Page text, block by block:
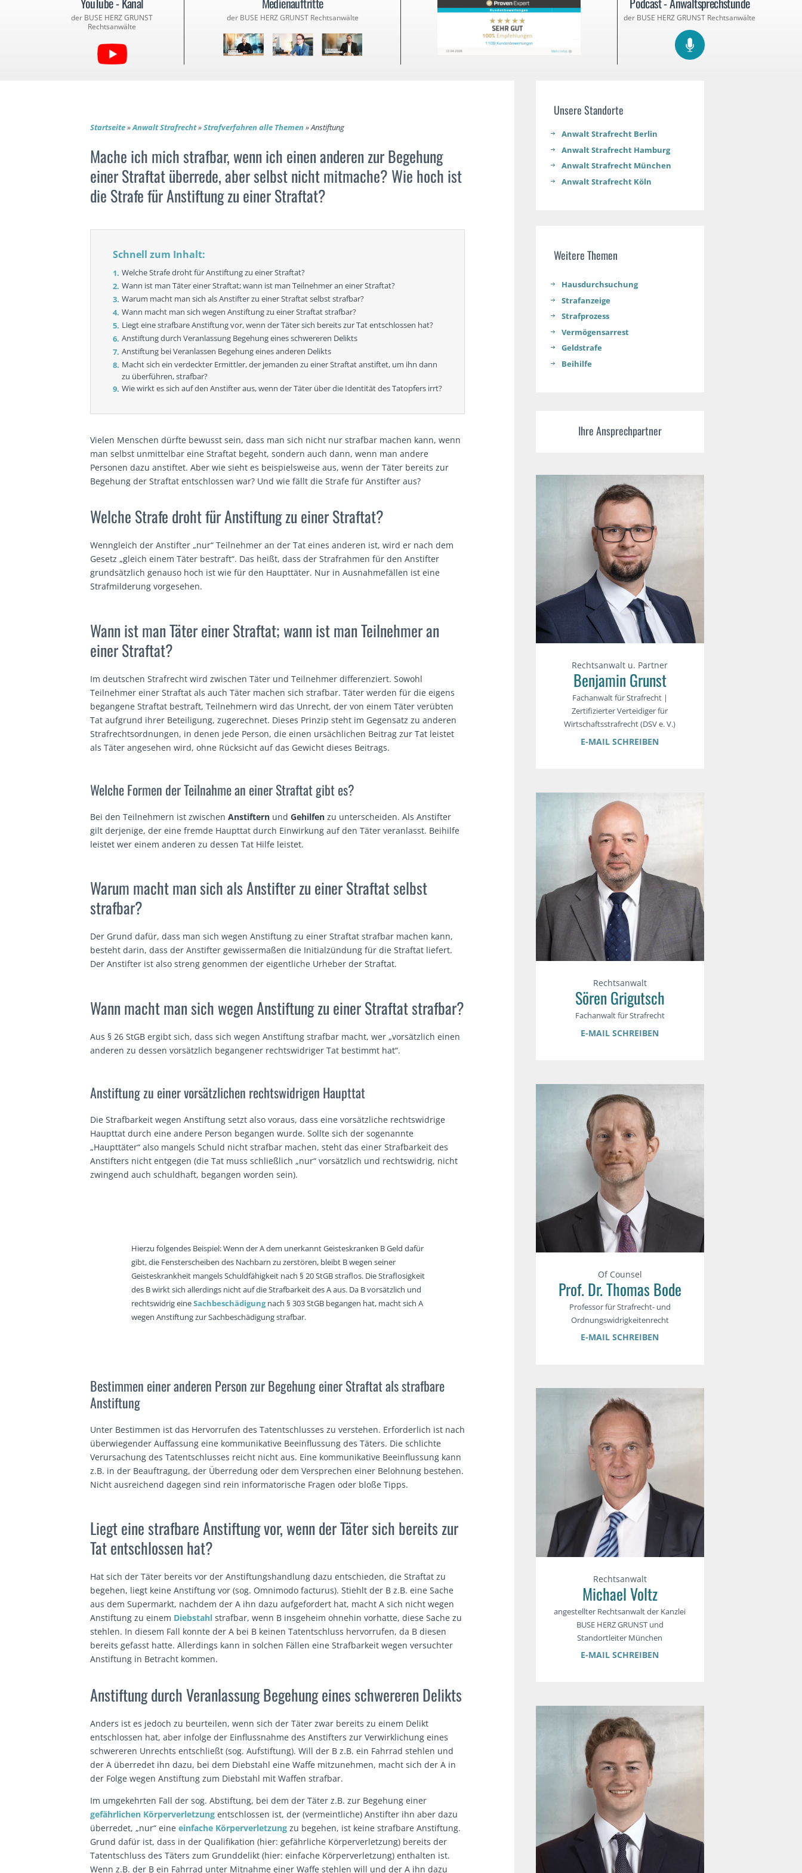
der BUSE HERZ GRUNST
Rechtsanwälte
der BUSE HERZ GRUNST Rechtsanwälte der BUSE HERZ GRUNST Rechtsanwälte
Startseite»Anwalt Strafrecht»Strafverfahren alle Themen »Anstiftung
Mache ich mich strafbar, wenn ich einen anderen zur Begehung
einer Straftat überrede, aber selbst nicht mitmache? Wie hoch ist
die Strafe für Anstiftung zu einer Straftat?
Schnell zum Inhalt:
Welche Strafe droht für Anstiftung zu einer Straftat?
Wann ist man Täter einer Straftat; wann ist man Teilnehmer an einer Straftat?
Warum macht man sich als Anstifter zu einer Straftat selbst strafbar?
Wann macht man sich wegen Anstiftung zu einer Straftat strafbar?
Liegt eine strafbare Anstiftung vor, wenn der Täter sich bereits zur Tat entschlossen hat?
Anstiftung durch Veranlassung Begehung eines schwereren Delikts
Anstiftung bei Veranlassen Begehung eines anderen Delikts
Macht sich ein verdeckter Ermittler, der jemanden zu einer Straftat anstiftet, um ihn dann
zu überführen, strafbar?
Wie wirkt es sich auf den Anstifter aus, wenn der Täter über die Identität des Tatopfers irrt?
Vielen Menschen dürfte bewusst sein, dass man sich nicht nur strafbar machen kann, wenn
man selbst unmittelbar eine Straftat begeht, sondern auch dann, wenn man andere
Personen dazu anstiftet. Aber wie sieht es beispielsweise aus, wenn der Täter bereits zur
Begehung der Straftat entschlossen war? Und wie fällt die Strafe für Anstifter aus?
Welche Strafe droht für Anstiftung zu einer Straftat?
Wenngleich der Anstifter „nur“ Teilnehmer an der Tat eines anderen ist, wird er nach dem
Gesetz „gleich einem Täter bestraft“. Das heißt, dass der Strafrahmen für den Anstifter
grundsätzlich genauso hoch ist wie für den Haupttäter. Nur in Ausnahmefällen ist eine
Strafmilderung vorgesehen.
Wann ist man Täter einer Straftat; wann ist man Teilnehmer an
einer Straftat?
Im deutschen Strafrecht wird zwischen Täter und Teilnehmer differenziert. Sowohl
Teilnehmer einer Straftat als auch Täter machen sich strafbar. Täter werden für die eigens
begangene Straftat bestraft, Teilnehmern wird das Unrecht, der von einem Täter verübten
Tat aufgrund ihrer Beteiligung, zugerechnet. Dieses Prinzip steht im Gegensatz zu anderen
Strafrechtsordnungen, in denen jede Person, die einen ursächlichen Beitrag zur Tat leistet
als Täter angesehen wird, ohne Rücksicht auf das Gewicht dieses Beitrags.
Welche Formen der Teilnahme an einer Straftat gibt es?
Bei den Teilnehmern ist zwischenAnstiftern undGehilfen zu unterscheiden. Als Anstifter
gilt derjenige, der eine fremde Haupttat durch Einwirkung auf den Täter veranlasst. Beihilfe
leistet wer einem anderen zu dessen Tat Hilfe leistet.
Warum macht man sich als Anstifter zu einer Straftat selbst
strafbar?
Der Grund dafür, dass man sich wegen Anstiftung zu einer Straftat strafbar machen kann,
besteht darin, dass der Anstifter gewissermaßen die Initialzündung für die Straftat liefert.
Der Anstifter ist also streng genommen der eigentliche Urheber der Straftat.
Wann macht man sich wegen Anstiftung zu einer Straftat strafbar?
Aus § 26 StGB ergibt sich, dass sich wegen Anstiftung strafbar macht, wer „vorsätzlich einen
anderen zu dessen vorsätzlich begangener rechtswidriger Tat bestimmt hat“.
Anstiftung zu einer vorsätzlichen rechtswidrigen Haupttat
Die Strafbarkeit wegen Anstiftung setzt also voraus, dass eine vorsätzliche rechtswidrige
Haupttat durch eine andere Person begangen wurde. Sollte sich der sogenannte
„Haupttäter“ also mangels Schuld nicht strafbar machen, steht das einer Strafbarkeit des
Anstifters nicht entgegen (die Tat muss schließlich „nur“ vorsätzlich und rechtswidrig, nicht
zwingend auch schuldhaft, begangen worden sein).
Hierzu folgendes Beispiel: Wenn der A dem unerkannt Geisteskranken B Geld dafür
gibt, die Fensterscheiben des Nachbarn zu zerstören, bleibt B wegen seiner
Geisteskrankheit mangels Schuldfähigkeit nach § 20 StGB straflos. Die Straflosigkeit
des B wirkt sich allerdings nicht auf die Strafbarkeit des A aus. Da B vorsätzlich und
rechtswidrig eineSachbeschädigungnach § 303 StGB begangen hat, macht sich A
wegen Anstiftung zur Sachbeschädigung strafbar.
Bestimmen einer anderen Person zur Begehung einer Straftat als strafbare
Anstiftung
Unter Bestimmen ist das Hervorrufen des Tatentschlusses zu verstehen. Erforderlich ist nach
überwiegender Auffassung eine kommunikative Beeinflussung des Täters. Die schlichte
Verursachung des Tatentschlusses reicht nicht aus. Eine kommunikative Beeinflussung kann
z.B. in der Beauftragung, der Überredung oder dem Versprechen einer Belohnung bestehen.
Nicht ausreichend dagegen sind rein informatorische Fragen oder bloße Tipps.
Liegt eine strafbare Anstiftung vor, wenn der Täter sich bereits zur
Tat entschlossen hat?
Hat sich der Täter bereits vor der Anstiftungshandlung dazu entschieden, die Straftat zu
begehen, liegt keine Anstiftung vor (sog. Omnimodo facturus). Stiehlt der B z.B. eine Sache
aus dem Supermarkt, nachdem der A ihn dazu aufgefordert hat, macht A sich nicht wegen
Anstiftung zu einem Diebstahl strafbar, wenn B insgeheim ohnehin vorhatte, diese Sache zu
stehlen. In diesem Fall konnte der A bei B keinen Tatentschluss hervorrufen, da B diesen
bereits gefasst hatte. Allerdings kann in solchen Fällen eine Strafbarkeit wegen versuchter
Anstiftung in Betracht kommen.
Anstiftung durch Veranlassung Begehung eines schwereren Delikts
Anders ist es jedoch zu beurteilen, wenn sich der Täter zwar bereits zu einem Delikt
entschlossen hat, aber infolge der Einflussnahme des Anstifters zur Verwirklichung eines
schwereren Unrechts entschließt (sog. Aufstiftung). Will der B z.B. ein Fahrrad stehlen und
der A überredet ihn dazu, bei dem Diebstahl eine Waffe mitzunehmen, macht sich der A in
der Folge wegen Anstiftung zum Diebstahl mit Waffen strafbar.
Im umgekehrten Fall der sog. Abstiftung, bei dem der Täter z.B. zur Begehung einer
gefährlichen Körperverletzung entschlossen ist, der (vermeintliche) Anstifter ihn aber dazu
überredet, „nur“ eineeinfache Körperverletzung zu begehen, ist keine strafbare Anstiftung.
Grund dafür ist, dass in der Qualifikation (hier: gefährliche Körperverletzung) bereits der
Tatentschluss des Täters zum Grunddelikt (hier: einfache Körperverletzung) enthalten ist.
Wenn z.B. der B ein Fahrrad unter Mitnahme einer Waffe stehlen will und der A ihn dazu
Unsere Standorte
Anwalt Strafrecht Berlin
Anwalt Strafrecht Hamburg
Anwalt Strafrecht München
Anwalt Strafrecht Köln
Weitere Themen
Hausdurchsuchung
Strafanzeige
Strafprozess
Vermögensarrest
Geldstrafe
Beihilfe
Ihre Ansprechpartner
Rechtsanwalt u. Partner
Benjamin Grunst
Fachanwalt für Strafrecht |
Zertifizierter Verteidiger für
Wirtschaftsstrafrecht (DSV e. V.)
E-MAIL SCHREIBEN
Rechtsanwalt
Sören Grigutsch
Fachanwalt für Strafrecht
E-MAIL SCHREIBEN
Of Counsel
Prof. Dr. Thomas Bode
Professor für Strafrecht- und
Ordnungswidrigkeitenrecht
E-MAIL SCHREIBEN
Rechtsanwalt
Michael Voltz
angestellter Rechtsanwalt der Kanzlei
BUSE HERZ GRUNST und
Standortleiter München
E-MAIL SCHREIBEN